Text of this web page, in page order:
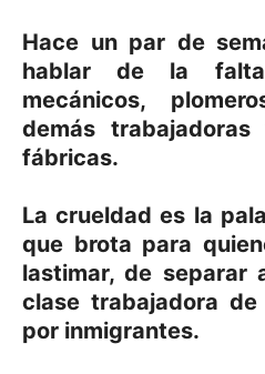
Hace un par de
hablar de la
mecánicos,
demás
fábricas.
La crueldad es la
que brota para
lastimar, de separar
clase trabajadora
por inmigrantes.